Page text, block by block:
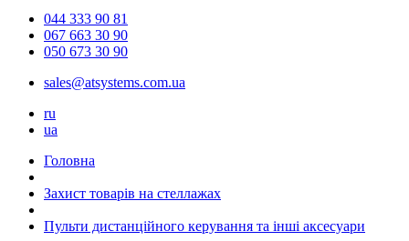
044 333 90 81
067 663 30 90
050 673 30 90
sales@atsystems.com.ua
ru
ua
Головна
Захист товарів на стеллажах
Пульти дистанційного керування та інші аксесуари